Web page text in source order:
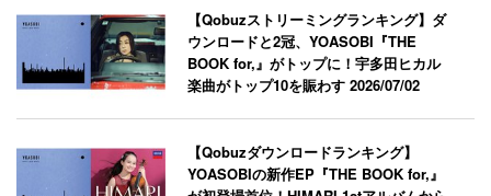
【Qobuzストリーミングランキング】ダ
ウンロードと2冠、YOASOBI『THE
BOOK for,』がトップに！宇多田ヒカル
楽曲がトップ10を賑わす2026/07/02
【Qobuzダウンロードランキング】
YOASOBIの新作EP『THE BOOK for,』